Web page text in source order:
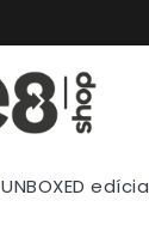
UNBOXED edícia